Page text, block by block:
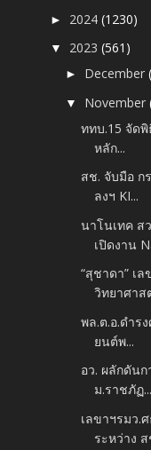
► 2024(1230)
▼ 2023(561)
► December
▼ November
ททบ.15 จัด
หลัก...
สช. จับมือ ก
ลงฯ KI...
นาโนเทค ส
เปิดงาน
“สุชาดา” เ
วิทยาศาส
พล.ต.อ.ดำร
ยนต์พ...
อว. ผลักดัน
ม.ราชภัฏ...
เลขาฯรมว.
ระหว่าง ส